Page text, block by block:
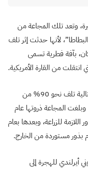
كبيرة، وتعد تلك المجاعة من
لأنها حدثت إثر تلف
بآفة فطرية تسمى
انتقلت من القارة الأمريكية.
على إثر ذلك تلف ثلث المحصول، وفي السنة التالية تلف نحو 90% من
المجاعة ذروتها عام
اللازمة للزراعة، وبعدها بعام
مستوردة من الخارج.
أيرلندي للهجرة إلى